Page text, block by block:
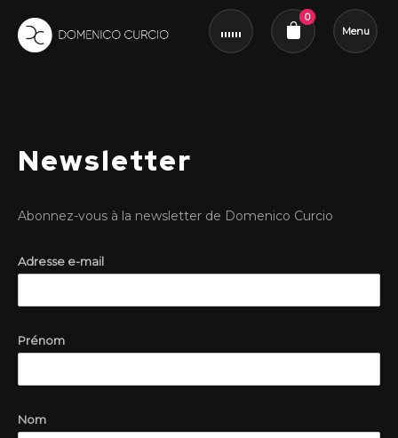
0
Menu
Newsletter
Abonnez-vous à la newsletter de Domenico Curcio
Adresse e-mail
Prénom
Nom